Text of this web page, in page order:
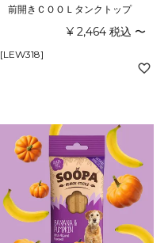
前開きＣＯＯＬタンクトップ
¥ 2,464 税込 〜
[LEW318]